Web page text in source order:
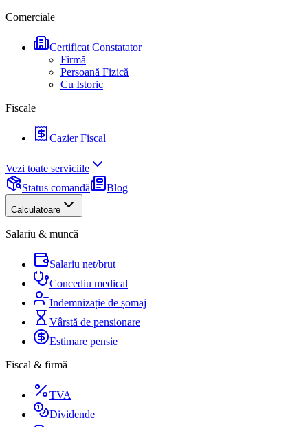
Comerciale
Certificat Constatator
Firmă
Persoană Fizică
Cu Istoric
Fiscale
Cazier Fiscal
Vezi toate serviciile
Status comandă
Blog
Calculatoare
Salariu & muncă
Salariu net/brut
Concediu medical
Indemnizație de șomaj
Vârstă de pensionare
Estimare pensie
Fiscal & firmă
TVA
Dividende